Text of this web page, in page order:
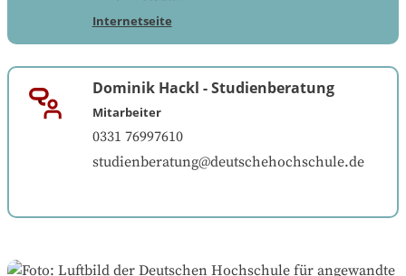
Internetseite
Dominik Hackl -Studienberatung
Mitarbeiter
0331 76997610
studienberatung@deutschehochschule.de